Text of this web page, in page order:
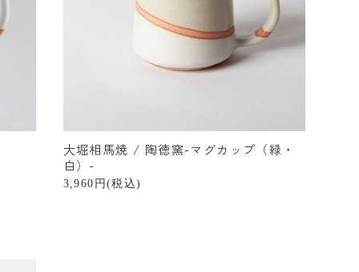
大堀相馬焼 / 陶徳窯-マグカップ（緑・
白）-
3,960円(税込)